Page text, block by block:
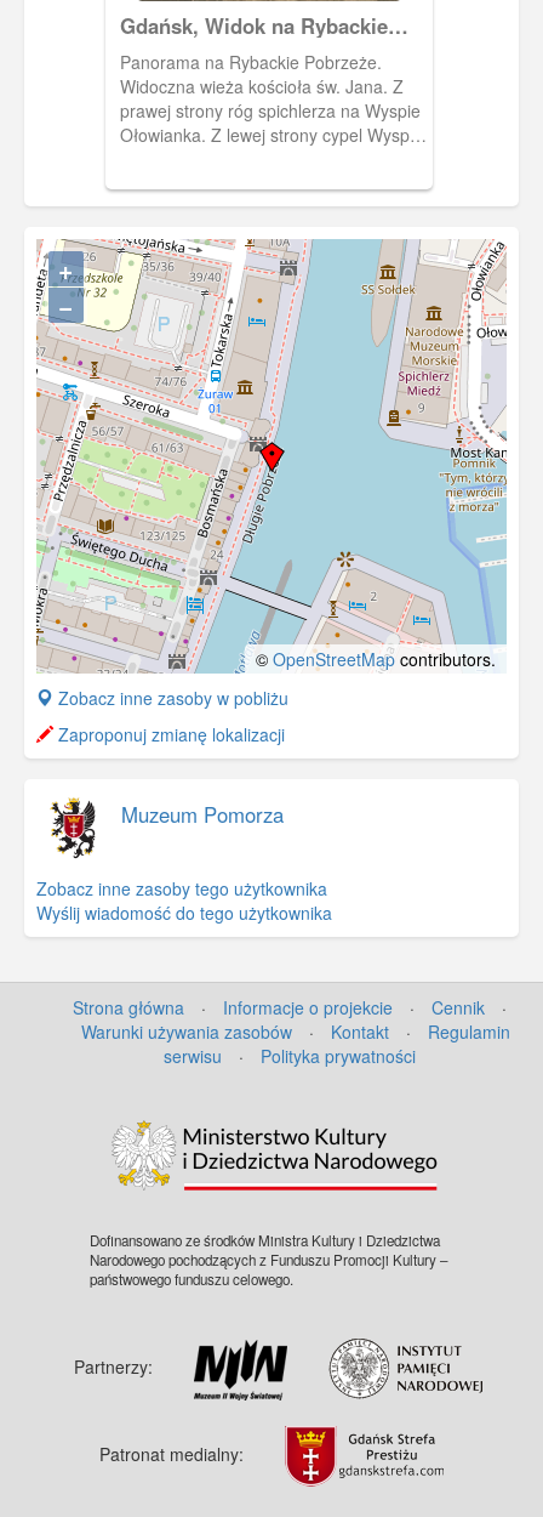
Gdańsk, Widok na Rybackie
Pobrzeże i kościół św. Jana
Panorama na Rybackie Pobrzeże.
Widoczna wieża kościoła św. Jana. Z
prawej strony róg spichlerza na Wyspie
Ołowianka. Z lewej strony cypel Wyspy
+
−
© OpenStreetMap contributors.
+
−
Zobacz inne zasoby w pobliżu
Zaproponuj zmianę lokalizacji
Muzeum Pomorza
Zobacz inne zasoby tego użytkownika
Wyślij wiadomość do tego użytkownika
Strona główna · Informacje o projekcie · Cennik
·
Warunki używania zasobów
· Kontakt ·
Regulamin
serwisu
· Polityka prywatności
Dofinansowano ze środków Ministra Kultury i Dziedzictwa
Narodowego pochodzących z Funduszu Promocji Kultury –
państwowego funduszu celowego.
Partnerzy:
Patronat medialny: